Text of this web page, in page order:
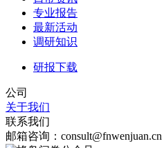
专业报告
最新活动
调研知识
研报下载
公司
关于我们
联系我们
邮箱咨询：consult@fnwenjuan.cn